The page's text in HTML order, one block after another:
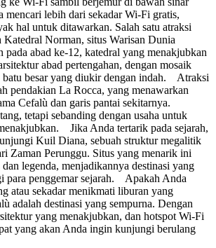
lebih dari sekadar Wi-Fi gratis,
hal untuk ditawarkan. Salah satu atraksi
Katedral Norman, situs Warisan Dunia
abad ke-12, katedral yang menakjubkan
abad pertengahan, dengan mosaik
batu besar yang diukir dengan indah. Atraksi
pendakian La Rocca, yang menawarkan
Cefalù dan garis pantai sekitarnya.
tetapi sebanding dengan usaha untuk
Jika Anda tertarik pada sejarah,
Kuil Diana, sebuah struktur megalitik
Zaman Perunggu. Situs yang menarik ini
legenda, menjadikannya destinasi yang
para penggemar sejarah. Apakah Anda
atau sekadar menikmati liburan yang
adalah destinasi yang sempurna. Dengan
yang menakjubkan, dan hotspot Wi-Fi
yang akan Anda ingin kunjungi berulang